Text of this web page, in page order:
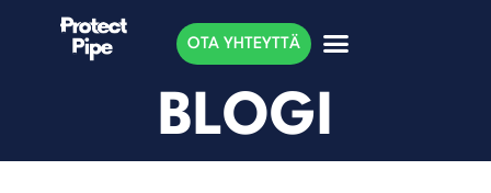
OTA YHTEYTTÄ
BLOGI